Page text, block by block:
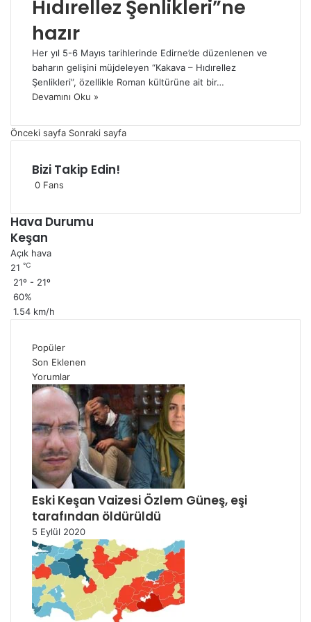
Hıdırellez Şenlikleri”ne
hazır
Her yıl 5-6 Mayıs tarihlerinde Edirne’de düzenlenen ve
baharın gelişini müjdeleyen “Kakava – Hıdırellez
Şenlikleri”, özellikle Roman kültürüne ait bir…
Devamını Oku »
Önceki sayfa Sonraki sayfa
Bizi Takip Edin!
0 Fans
Hava Durumu
Keşan
Açık hava
21 ℃
21º - 21º
60%
1.54 km/h
Popüler
Son Eklenen
Yorumlar
Eski Keşan Vaizesi Özlem Güneş, eşi
tarafından öldürüldü
5 Eylül 2020